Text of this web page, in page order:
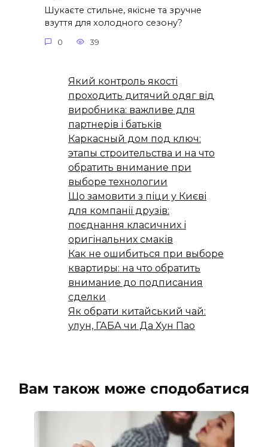
Шукаєте стильне, якісне та зручне
взуття для холодного сезону?
0 39
Який контроль якості
проходить дитячий одяг від
виробника: важливе для
партнерів і батьків
Каркасный дом под ключ:
этапы строительства и на что
обратить внимание при
выборе технологии
Що замовити з піци у Києві
для компанії друзів:
поєднання класичних і
оригінальних смаків
Как не ошибиться при выборе
квартиры: на что обратить
внимание до подписания
сделки
Як обрати китайський чай:
улун, ГАБА чи Да Хун Пао
Вам також може сподобатися